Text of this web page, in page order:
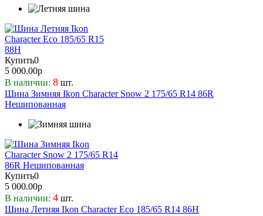
110
114
116
82
86
88
89
91
92
94
95
96
98
99
Купить0
5 000.00р
В наличии: 8 шт.
Шина Зимняя Ikon Character Snow 2 175/65 R14 86R
Нешипованная
Купить0
5 000.00р
В наличии: 4 шт.
Шина Летняя Ikon Character Eco 185/65 R14 86H